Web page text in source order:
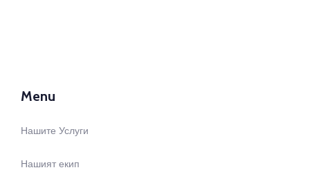
Menu
Нашите Услуги
Нашият екип